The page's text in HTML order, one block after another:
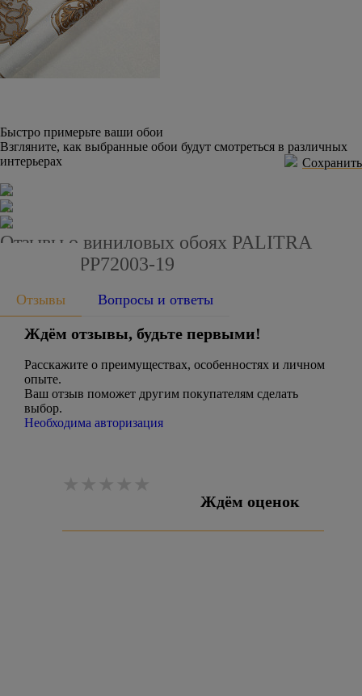
Быстро примерьте ваши обои
Взгляните, как выбранные обои будут смотреться в различных
интерьерах
Сохранить
Отзывы о виниловых обоях PALITRA
PLANET PP72003-19
Отзывы Вопросы и ответы
Ждём отзывы, будьте первыми!
Расскажите о преимуществах, особенностях и личном
опыте.
Ваш отзыв поможет другим покупателям сделать
выбор.
Необходима авторизация
Ждём оценок